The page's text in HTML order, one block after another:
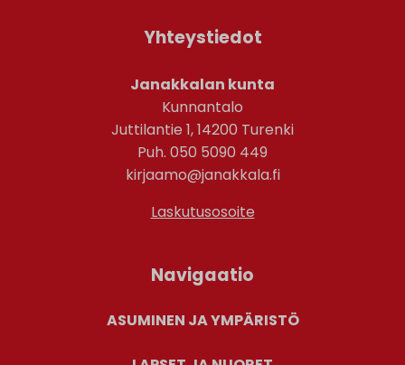
Yhteystiedot
Janakkalan kunta
Kunnantalo
Juttilantie 1, 14200 Turenki
Puh. 050 5090 449
kirjaamo@janakkala.fi
Laskutusosoite
Navigaatio
ASUMINEN JA YMPÄRISTÖ